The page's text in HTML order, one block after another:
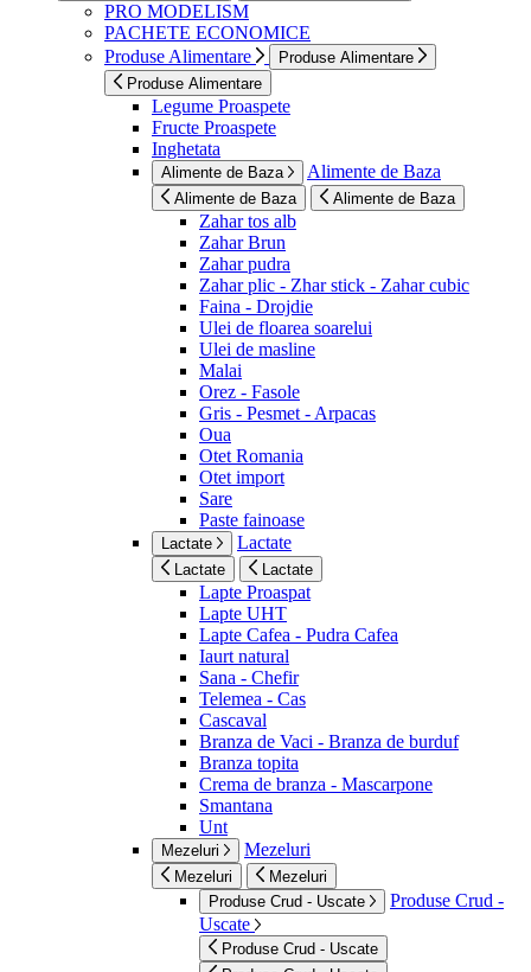
PRO MODELISM
PACHETE ECONOMICE
Produse Alimentare
Produse Alimentare
Produse Alimentare
Legume Proaspete
Fructe Proaspete
Inghetata
Alimente de Baza Alimente de Baza
Alimente de Baza Alimente de Baza
Zahar tos alb
Zahar Brun
Zahar pudra
Zahar plic - Zhar stick - Zahar cubic
Faina - Drojdie
Ulei de floarea soarelui
Ulei de masline
Malai
Orez - Fasole
Gris - Pesmet - Arpacas
Oua
Otet Romania
Otet import
Sare
Paste fainoase
Lactate Lactate
Lactate Lactate
Lapte Proaspat
Lapte UHT
Lapte Cafea - Pudra Cafea
Iaurt natural
Sana - Chefir
Telemea - Cas
Cascaval
Branza de Vaci - Branza de burduf
Branza topita
Crema de branza - Mascarpone
Smantana
Unt
Mezeluri Mezeluri
Mezeluri
Mezeluri
Produse Crud - Uscate
Produse Crud -
Uscate
Produse Crud - Uscate